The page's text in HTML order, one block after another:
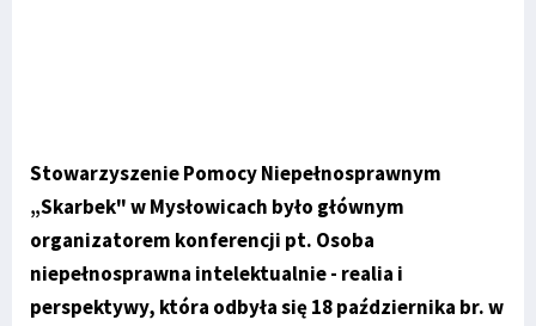
Stowarzyszenie Pomocy Niepełnosprawnym
„Skarbek" w Mysłowicach było głównym
organizatorem konferencji pt. Osoba
niepełnosprawna intelektualnie - realia i
perspektywy, która odbyła się 18 października br. w